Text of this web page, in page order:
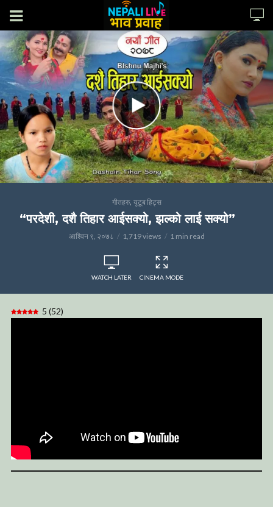
गीतहरु, यूटूब हिट्स
“परदेशी, दशै तिहार आईसक्यो, झल्को लाई सक्यो”
आश्विन ९, २०७८ 1,719 views 1 min read
WATCH LATER CINEMA MODE
5 (52)